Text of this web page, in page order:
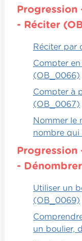
- Réciter
Réciter par
Compter
(OB_0066)
Compter à
(OB_0067)
Nommer le
nombre
-
Utiliser un
(OB_0069)
un boulier,